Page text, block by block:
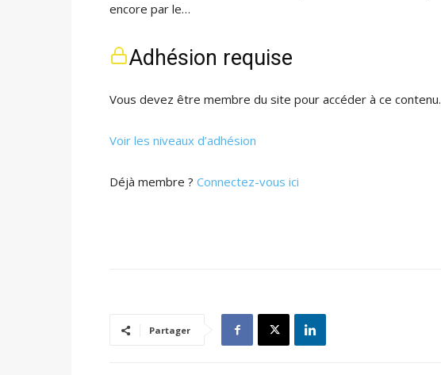
encore par le…
Adhésion requise
Vous devez être membre du site pour accéder à ce contenu.
Voir les niveaux d’adhésion
Déjà membre ? Connectez-vous ici
Partager